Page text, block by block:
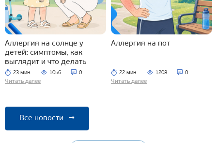
Аллергия на солнце у
детей: симптомы, как
выглядит и что делать
23 мин. 1056 0
Читать далее
Аллергия на пот
22 мин. 1208 0
Читать далее
Все новости →